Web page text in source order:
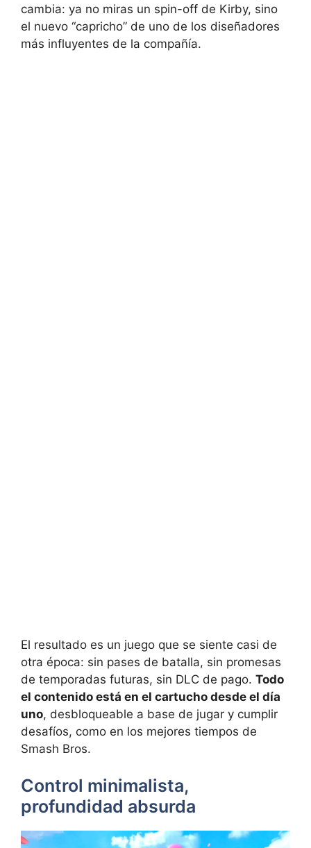
cambia: ya no miras un spin-off de Kirby, sino
el nuevo “capricho” de uno de los diseñadores
más influyentes de la compañía.
El resultado es un juego que se siente casi de
otra época: sin pases de batalla, sin promesas
de temporadas futuras, sin DLC de pago. Todo
el contenido está en el cartucho desde el día
uno, desbloqueable a base de jugar y cumplir
desafíos, como en los mejores tiempos de
Smash Bros.
Control minimalista,
profundidad absurda